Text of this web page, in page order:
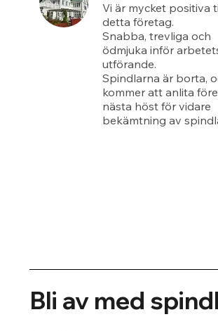
Vi är mycket positiva
detta företag.
Snabba, trevliga och
ödmjuka inför
utförande.
Spindlarna är borta,
kommer att anlita
nästa höst för vidare
bekämtning av
Bli av med